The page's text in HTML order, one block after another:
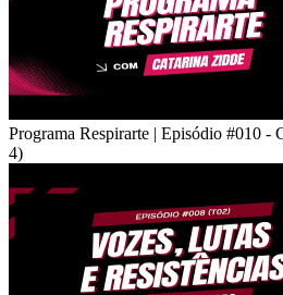
Programa Respirarte | Episódio #010 -
4)